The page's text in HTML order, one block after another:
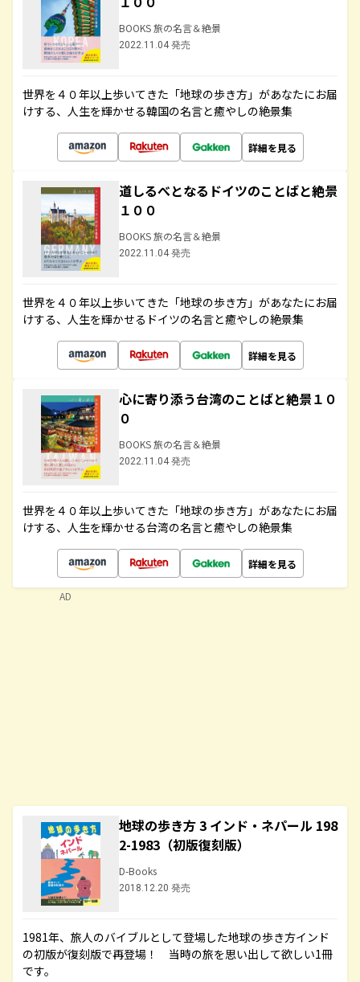
BOOKS 旅の名言＆絶景
2022.11.04 発売
世界を４０年以上歩いてきた「地球の歩き方」があなたにお届
けする、人生を輝かせる韓国の名言と癒やしの絶景集
詳細を見る
道しるべとなるドイツのことばと絶景
１００
BOOKS 旅の名言＆絶景
2022.11.04 発売
世界を４０年以上歩いてきた「地球の歩き方」があなたにお届
けする、人生を輝かせるドイツの名言と癒やしの絶景集
詳細を見る
心に寄り添う台湾のことばと絶景１０
０
BOOKS 旅の名言＆絶景
2022.11.04 発売
世界を４０年以上歩いてきた「地球の歩き方」があなたにお届
けする、人生を輝かせる台湾の名言と癒やしの絶景集
詳細を見る
地球の歩き方 3 インド・ネパール 198
2-1983（初版復刻版）
D-Books
2018.12.20 発売
1981年、旅人のバイブルとして登場した地球の歩き方インド
の初版が復刻版で再登場！ 当時の旅を思い出して欲しい1冊
です。
AD